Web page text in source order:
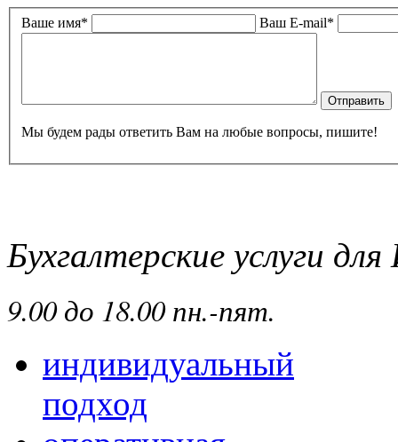
Ваше имя* Ваш E-mail*
Мы будем рады ответить Вам на любые вопросы, пишите!
Бухгалтерские услуги
9.00 до 18.00 пн.-пят.
индивидуальный
подход